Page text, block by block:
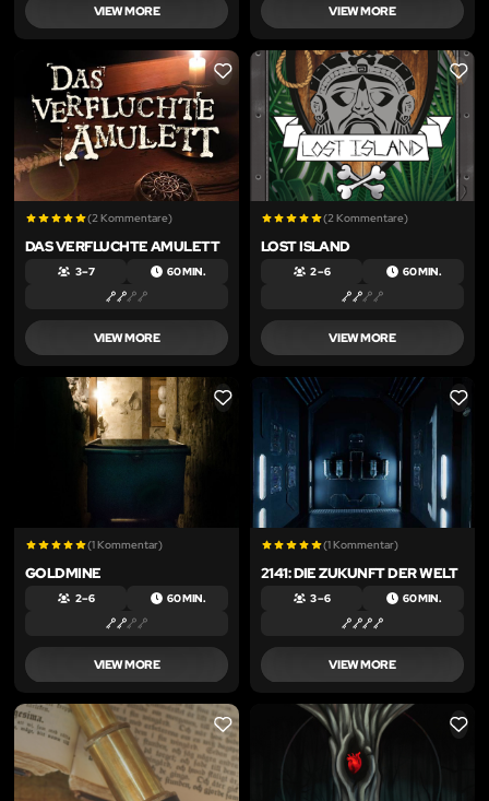
VIEW MORE VIEW MORE
LIKE
(2 Kommentare)
DAS VERFLUCHTE AMULETT
3 – 7 60 MIN.
VIEW MORE
LIKE
(2 Kommentare)
LOST ISLAND
2 – 6 60 MIN.
VIEW MORE
LIKE
(1 Kommentar)
GOLDMINE
2 – 6 60 MIN.
VIEW MORE
LIKE
(1 Kommentar)
2141: DIE ZUKUNFT DER WELT
3 – 6 60 MIN.
VIEW MORE
LIKE LIKE